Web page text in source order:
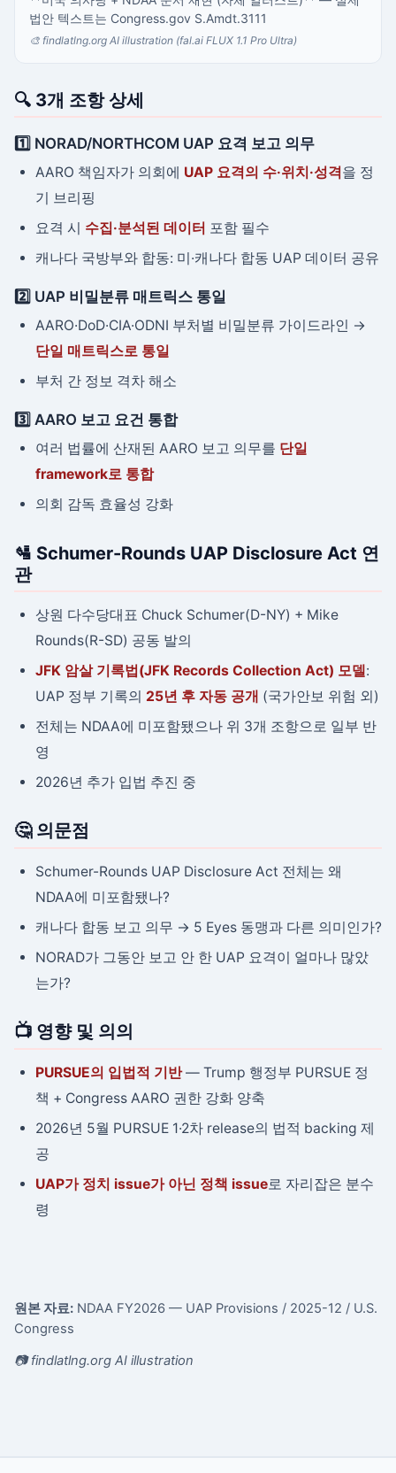
법안 텍스트는 Congress.gov S.Amdt.3111
🎨 findlatlng.org AI illustration (fal.ai FLUX 1.1 Pro Ultra)
🔍 3개 조항 상세
1️⃣ NORAD/NORTHCOM UAP 요격 보고 의무
AARO 책임자가 의회에 UAP 요격의 수·위치·성격을 정
기 브리핑
요격 시 수집·분석된 데이터 포함 필수
캐나다 국방부와 합동: 미·캐나다 합동 UAP 데이터 공유
2️⃣ UAP 비밀분류 매트릭스 통일
AARO·DoD·CIA·ODNI 부처별 비밀분류 가이드라인 →
단일 매트릭스로 통일
부처 간 정보 격차 해소
3️⃣ AARO 보고 요건 통합
여러 법률에 산재된 AARO 보고 의무를 단일
framework로 통합
의회 감독 효율성 강화
🛂 Schumer-Rounds UAP Disclosure Act 연
관
상원 다수당대표 Chuck Schumer(D-NY) + Mike
Rounds(R-SD) 공동 발의
JFK 암살 기록법(JFK Records Collection Act) 모델:
UAP 정부 기록의 25년 후 자동 공개 (국가안보 위험 외)
전체는 NDAA에 미포함됐으나 위 3개 조항으로 일부 반
영
2026년 추가 입법 추진 중
🤔 의문점
Schumer-Rounds UAP Disclosure Act 전체는 왜
NDAA에 미포함됐나?
캐나다 합동 보고 의무 → 5 Eyes 동맹과 다른 의미인가?
NORAD가 그동안 보고 안 한 UAP 요격이 얼마나 많았
는가?
📺 영향 및 의의
PURSUE의 입법적 기반— Trump 행정부 PURSUE 정
책 + Congress AARO 권한 강화 양축
2026년 5월 PURSUE 1·2차 release의 법적 backing 제
공
UAP가 정치 issue가 아닌 정책 issue로 자리잡은 분수
령
원본 자료: NDAA FY2026 — UAP Provisions / 2025-12 / U.S.
Congress
📷 findlatlng.org AI illustration